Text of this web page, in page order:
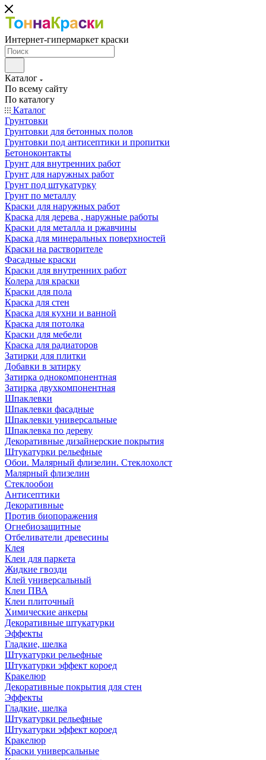
Интернет-гипермаркет краски
Каталог
По всему сайту
По каталогу
Каталог
Грунтовки
Грунтовки для бетонных полов
Грунтовки под антисептики и пропитки
Бетоноконтакты
Грунт для внутренних работ
Грунт для наружных работ
Грунт под штукатурку
Грунт по металлу
Краски для наружных работ
Краска для дерева , наружные работы
Краски для металла и ржавчины
Краска для минеральных поверхностей
Краски на растворителе
Фасадные краски
Краски для внутренних работ
Колера для краски
Краски для пола
Краска для стен
Краска для кухни и ванной
Краска для потолка
Краски для мебели
Краска для радиаторов
Затирки для плитки
Добавки в затирку
Затирка однокомпонентная
Затирка двухкомпонентная
Шпаклевки
Шпаклевки фасадные
Шпаклевки универсальные
Шпаклевка по дереву
Декоративные дизайнерские покрытия
Штукатурки рельефные
Обои. Малярный флизелин. Стеклохолст
Малярный флизелин
Стеклообои
Антисептики
Декоративные
Против биопоражения
Огнебиозащитные
Отбеливатели древесины
Клея
Клеи для паркета
Жидкие гвозди
Клей универсальный
Клеи ПВА
Клеи плиточный
Химические анкеры
Декоративные штукатурки
Эффекты
Гладкие, шелка
Штукатурки рельефные
Штукатурки эффект короед
Кракелюр
Декоративные покрытия для стен
Эффекты
Гладкие, шелка
Штукатурки рельефные
Штукатурки эффект короед
Кракелюр
Краски универсальные